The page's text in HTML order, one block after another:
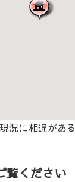
況に相違があ
覧ください